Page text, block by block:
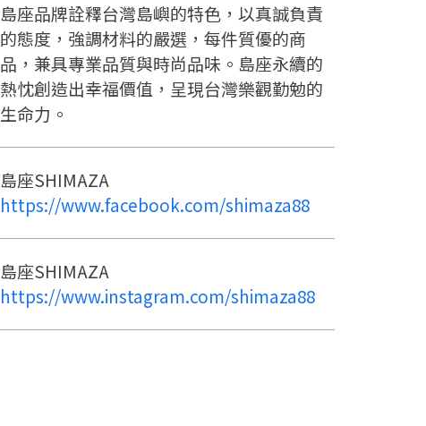
島座品牌詮釋台灣島嶼的特色，以真誠負責
的態度，強調材料的嚴選，每件質優的商
品，兼具專業品質與時尚品味。島座永續的
熱忱創造出幸福價值，呈現台灣樂觀勤勉的
生命力。
島座SHIMAZA
https://www.facebook.com/shimaza88
島座SHIMAZA
https://www.instagram.com/shimaza88